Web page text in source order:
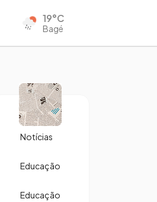
19°C
Bagé
Notícias
Educação
Educação